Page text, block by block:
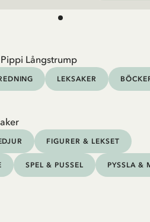
Långstrump
LEKSAKER
FIGURER & LEKSET
SPEL & PUSSEL PYSSLA &